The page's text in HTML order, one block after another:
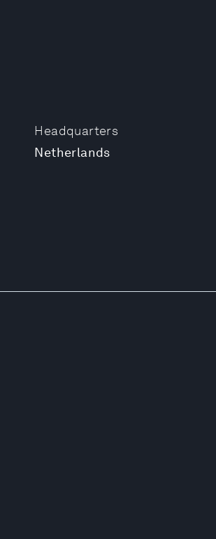
Headquarters
Netherlands